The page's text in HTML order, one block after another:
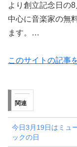
より創立記念日の
中心に音楽家の無
ます。…
このサイトの記事
関連
今日3月19日はミュ
ックの日